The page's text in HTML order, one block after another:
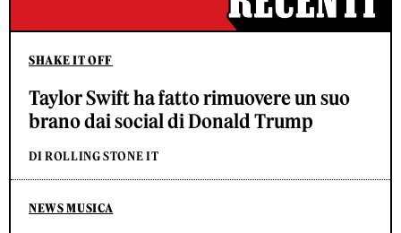
SHAKE IT OFF
Taylor Swift ha fatto rimuovere un suo
brano dai social di Donald Trump
DI ROLLING STONE IT
NEWS MUSICA